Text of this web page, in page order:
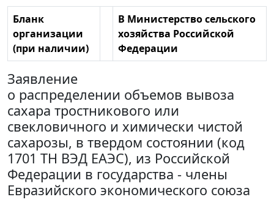
Бланк
организации
(при наличии)
В Министерство сельского
хозяйства Российской
Федерации
Заявление
о распределении объемов вывоза
сахара тростникового или
свекловичного и химически чистой
сахарозы, в твердом состоянии (код
1701 ТН ВЭД ЕАЭС), из Российской
Федерации в государства - члены
Евразийского экономического союза